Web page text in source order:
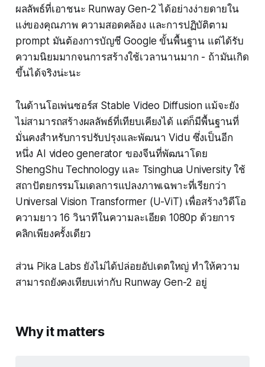
ผลลัพธ์ที่เอาชนะ Runway Gen-2 ได้อย่างง่ายดายใน
แง่ของคุณภาพ ความสอดคล้อง และการปฏิบัติตาม
prompt มันต้องการบัญชี Google ขั้นพื้นฐาน แต่ได้รับ
ความนิยมมากจนการสร้างใช้เวลานานมาก - ถ้ามันเกิด
ขึ้นได้จริงน่ะนะ
ในด้านโอเพ่นซอร์ส Stable Video Diffusion แม้จะยัง
ไม่สามารถสร้างผลลัพธ์ที่เทียบเคียงได้ แต่ก็มีพื้นฐานที่
มั่นคงสำหรับการปรับปรุงและพัฒนา Vidu ซึ่งเป็นอีก
หนึ่ง AI video generator ของจีนที่พัฒนาโดย
ShengShu Technology และ Tsinghua University ใช้
สถาปัตยกรรมโมเดลการแปลงภาพเฉพาะที่เรียกว่า
Universal Vision Transformer (U-ViT) เพื่อสร้างวิดีโอ
ความยาว 16 วินาทีในความละเอียด 1080p ด้วยการ
คลิกเพียงครั้งเดียว
ส่วน Pika Labs ยังไม่ได้ปล่อยอัปเดตใหญ่ ทำให้ความ
สามารถยังคงเทียบเท่ากับ Runway Gen-2 อยู่
Why it matters